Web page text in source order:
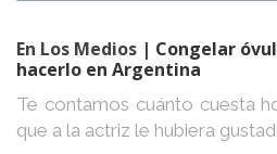
En Los Medios | Congelar
hacerlo en Argentina
Te contamos cuánto cuesta
que a la actriz le hubiera